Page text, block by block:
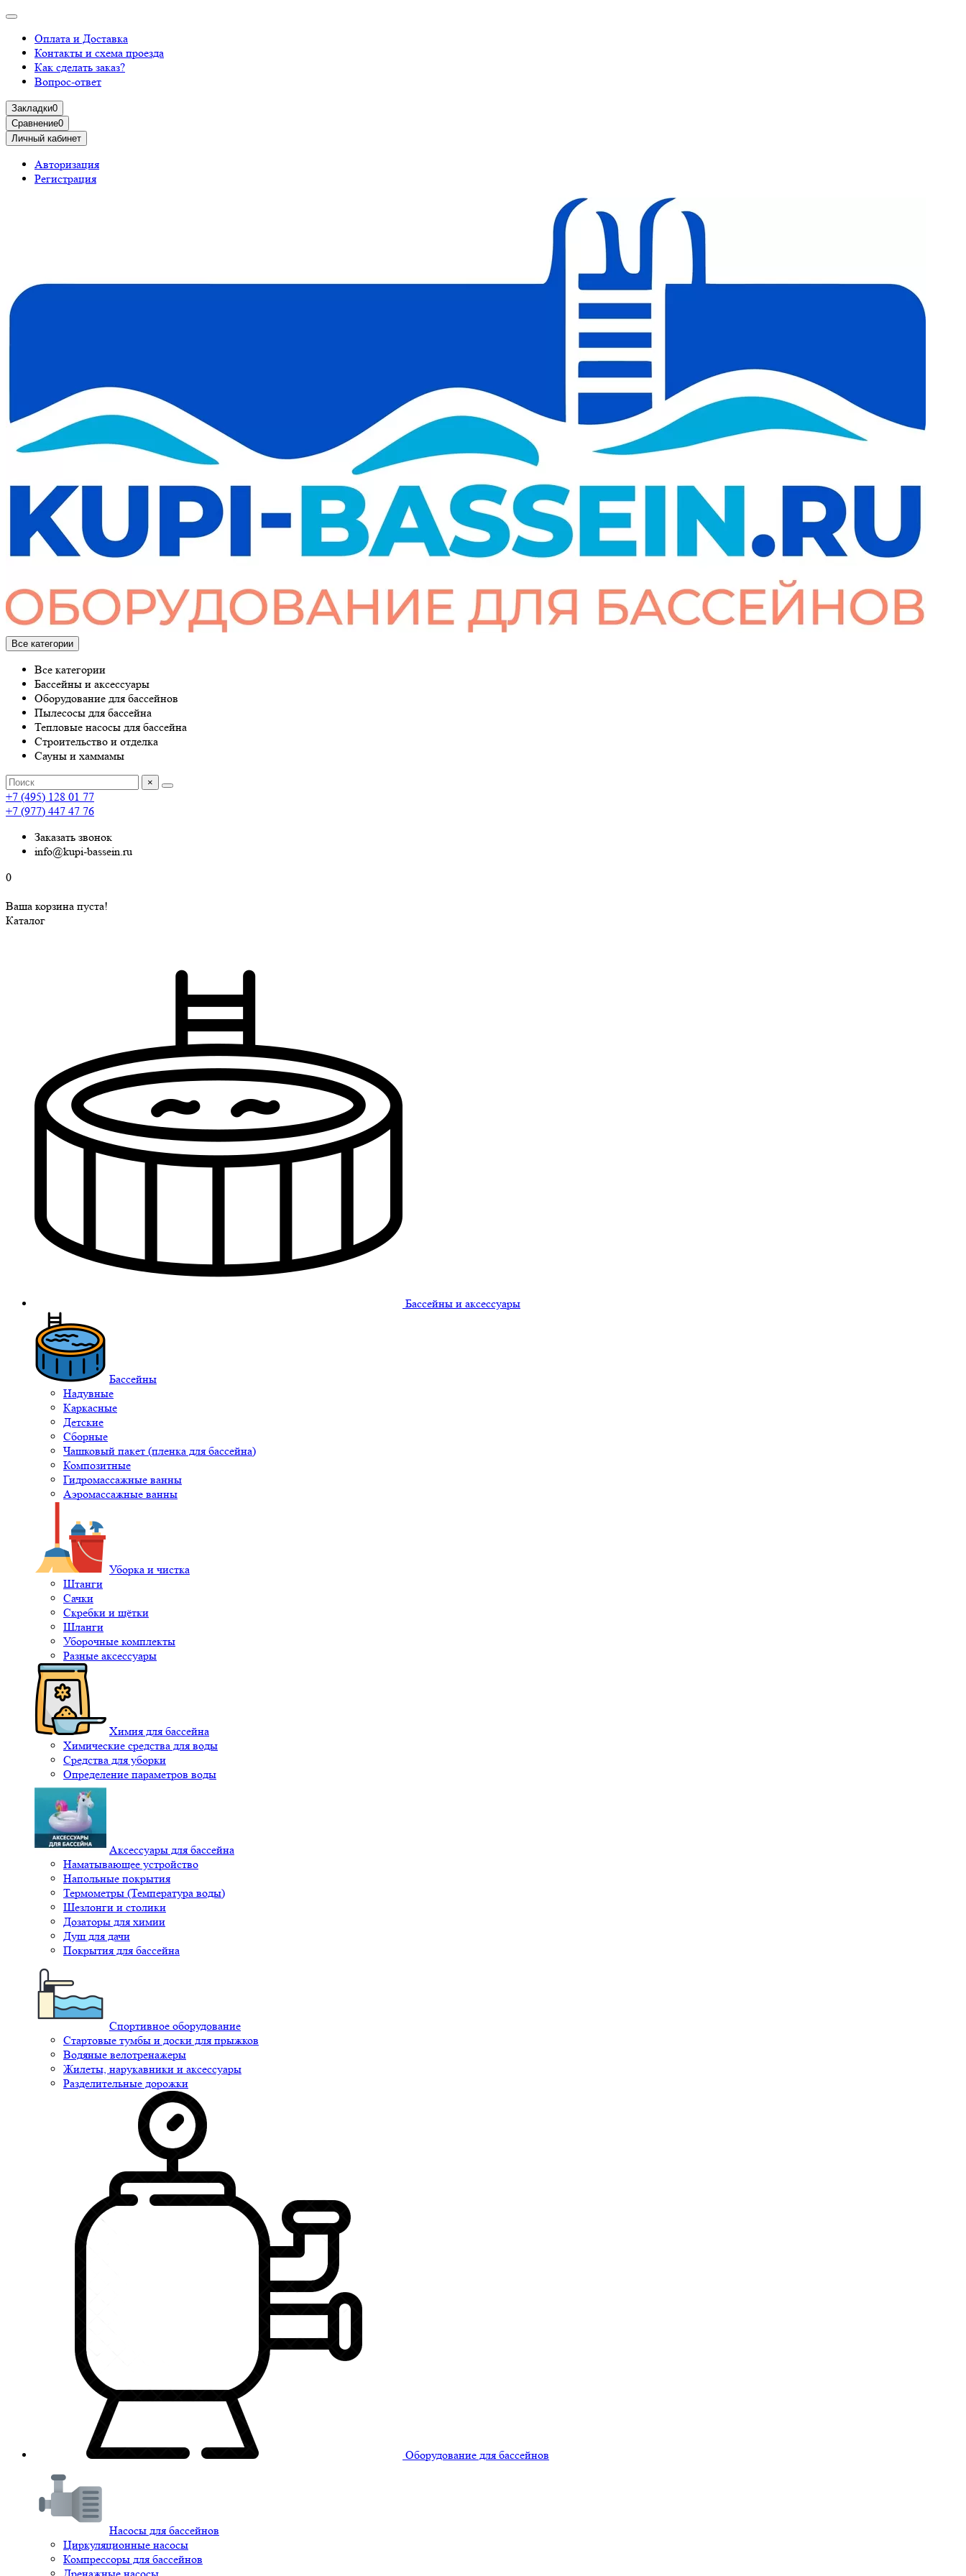
Оплата и Доставка
Контакты и схема проезда
Как сделать заказ?
Вопрос-ответ
Закладки0
Сравнение0
Личный кабинет
Авторизация
Регистрация
Все категории
Все категории
Бассейны и аксессуары
Оборудование для бассейнов
Пылесосы для бассейна
Тепловые насосы для бассейна
Строительство и отделка
Сауны и хаммамы
×
+7 (495) 128 01 77
+7 (977) 447 47 76
Заказать звонок
info@kupi-bassein.ru
0
Ваша корзина пуста!
Каталог
Бассейны и аксессуары
Бассейны
Надувные
Каркасные
Детские
Сборные
Чашковый пакет (пленка для бассейна)
Композитные
Гидромассажные ванны
Аэромассажные ванны
Уборка и чистка
Штанги
Сачки
Скребки и щётки
Шланги
Уборочные комплекты
Разные аксессуары
Химия для бассейна
Химические средства для воды
Средства для уборки
Определение параметров воды
Аксессуары для бассейна
Наматывающее устройство
Напольные покрытия
Термометры (Температура воды)
Шезлонги и столики
Дозаторы для химии
Душ для дачи
Покрытия для бассейна
Спортивное оборудование
Стартовые тумбы и доски для прыжков
Водяные велотренажеры
Жилеты, нарукавники и аксессуары
Разделительные дорожки
Оборудование для бассейнов
Насосы для бассейнов
Циркуляционные насосы
Компрессоры для бассейнов